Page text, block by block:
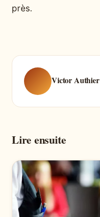
près.
Victor Authier
Lire ensuite